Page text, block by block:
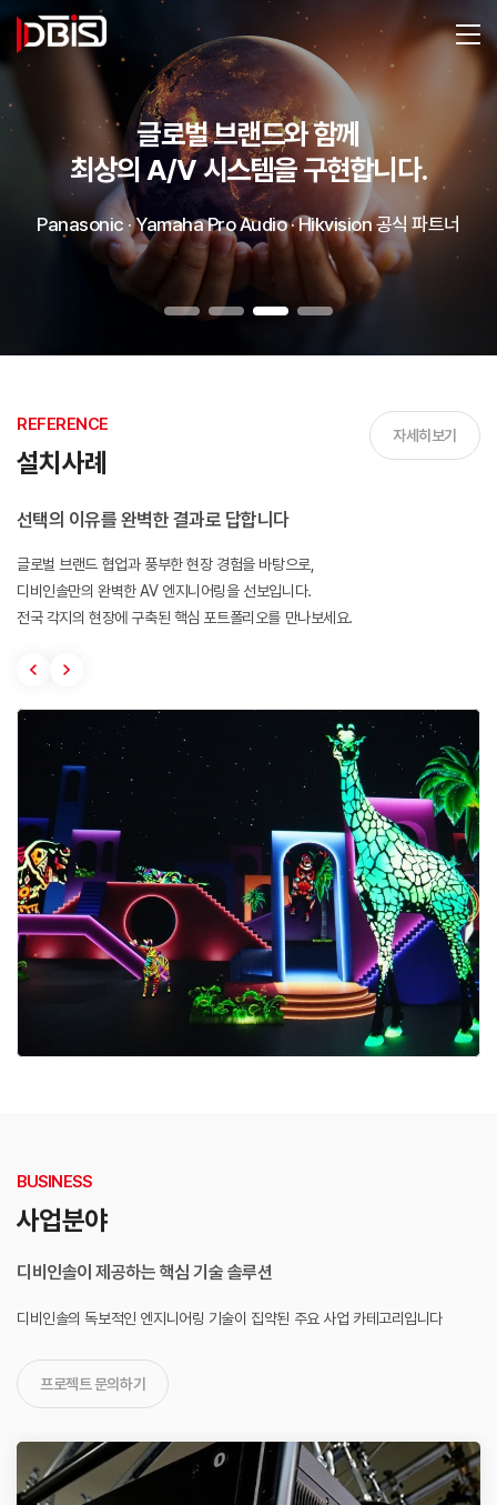
글로벌 브랜드와 함께
최상의 A/V 시스템을 구현합니다.
Panasonic · Yamaha Pro Audio · Hikvision 공식 파트너
REFERENCE
설치사례
선택의 이유를 완벽한 결과로 답합니다
글로벌 브랜드 협업과 풍부한 현장 경험을 바탕으로,
디비인솔만의 완벽한 AV 엔지니어링을 선보입니다.
전국 각지의 현장에 구축된 핵심 포트폴리오를 만나보세요.
자세히보기
BUSINESS
사업분야
디비인솔이 제공하는 핵심 기술 솔루션
디비인솔의 독보적인 엔지니어링 기술이 집약된 주요 사업 카테고리입니다
프로젝트 문의하기